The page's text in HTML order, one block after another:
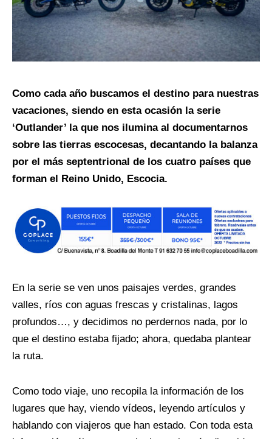
Como cada año buscamos el destino para nuestras
vacaciones, siendo en esta ocasión la serie
‘Outlander’ la que nos ilumina al documentarnos
sobre las tierras escocesas, decantando la balanza
por el más septentrional de los cuatro países que
forman el Reino Unido, Escocia.
En la serie se ven unos paisajes verdes, grandes
valles, ríos con aguas frescas y cristalinas, lagos
profundos…, y decidimos no perdernos nada, por lo
que el destino estaba fijado; ahora, quedaba plantear
la ruta.
Como todo viaje, uno recopila la información de los
lugares que hay, viendo vídeos, leyendo artículos y
hablando con viajeros que han estado. Con toda esta